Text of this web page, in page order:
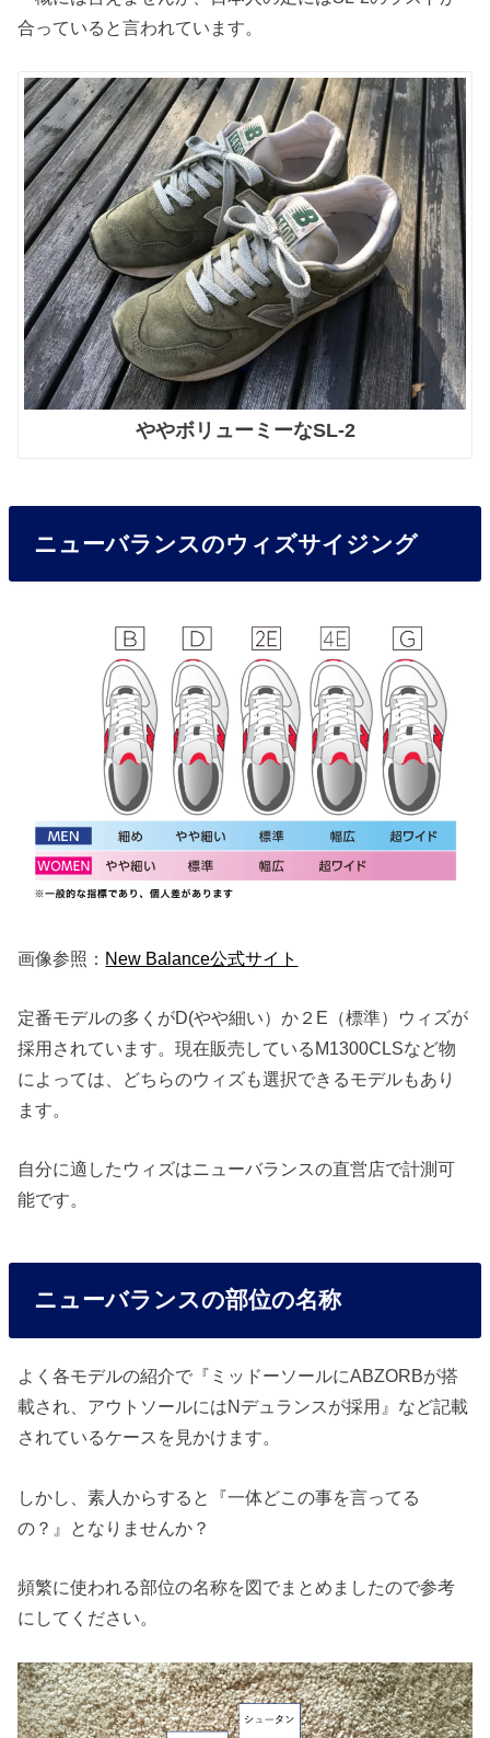
合っていると言われています。
ややボリューミーなSL-2
ニューバランスのウィズサイジング
画像参照： New Balance公式サイト
定番モデルの多くがD(やや細い）か２E（標準）ウィズが
採用されています。現在販売しているM1300CLSなど物
によっては、どちらのウィズも選択できるモデルもあり
ます。
自分に適したウィズはニューバランスの直営店で計測可
能です。
ニューバランスの部位の名称
よく各モデルの紹介で『ミッドーソールにABZORBが搭
載され、アウトソールにはNデュランスが採用』など記載
されているケースを見かけます。
しかし、素人からすると『一体どこの事を言ってる
の？』となりませんか？
頻繁に使われる部位の名称を図でまとめましたので参考
にしてください。